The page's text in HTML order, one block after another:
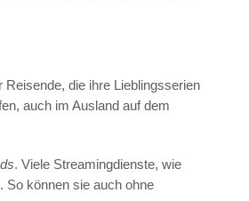
die ihre Lieblingsserien
auch im Ausland auf dem
. Viele Streamingdienste, wie
So können sie auch ohne